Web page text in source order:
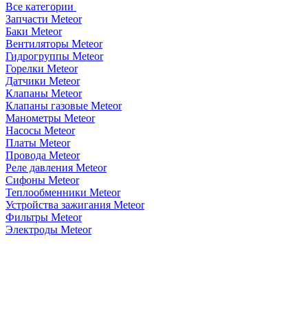
Все категории
Запчасти Meteor
Баки Meteor
Вентиляторы Meteor
Гидрогруппы Meteor
Горелки Meteor
Датчики Meteor
Клапаны Meteor
Клапаны газовые Meteor
Манометры Meteor
Насосы Meteor
Платы Meteor
Провода Meteor
Реле давления Meteor
Сифоны Meteor
Теплообменники Meteor
Устройства зажигания Meteor
Фильтры Meteor
Электроды Meteor